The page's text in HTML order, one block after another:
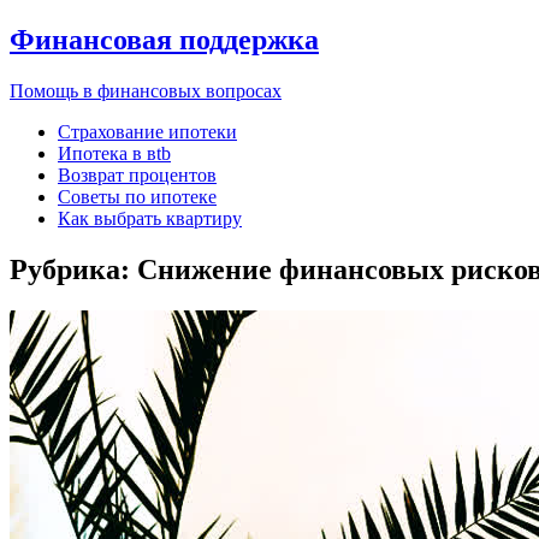
Финансовая поддержка
Помощь в финансовых вопросах
Страхование ипотеки
Ипотека в вtb
Возврат процентов
Советы по ипотеке
Как выбрать квартиру
Рубрика: Снижение финансовых